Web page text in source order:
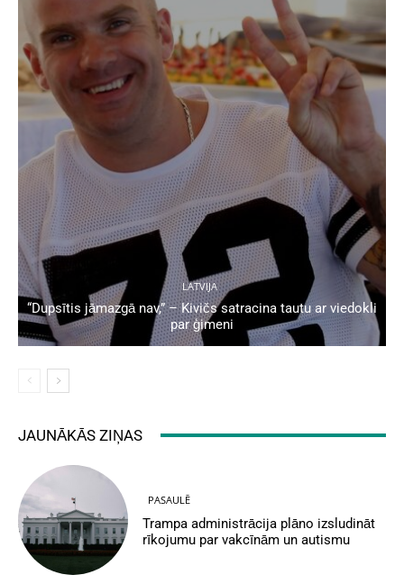
LATVIJA
“Dupsītis jāmazgā nav,” – Kivičs satracina tautu ar viedokli
par ģimeni
JAUNĀKĀS ZIŅAS
PASAULĒ
Trampa administrācija plāno izsludināt
rīkojumu par vakcīnām un autismu